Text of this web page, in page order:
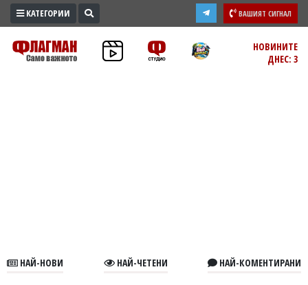
ПРОМО
ЗОНА
КАТЕГОРИИ ВАШИЯТ СИГНАЛ
НОВИНИТЕ
ДНЕС: 3
НАЙ-НОВИ НАЙ-ЧЕТЕНИ НАЙ-КОМЕНТИРАНИ